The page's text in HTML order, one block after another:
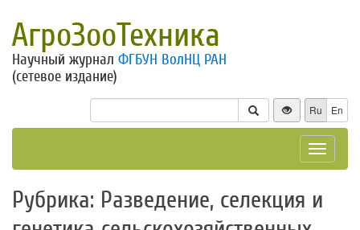
АгроЗооТехника
Научный журнал ФГБУН ВолНЦ РАН
(сетевое издание)
Ru En
Toggle
Рубрика: Разведение, селекция и